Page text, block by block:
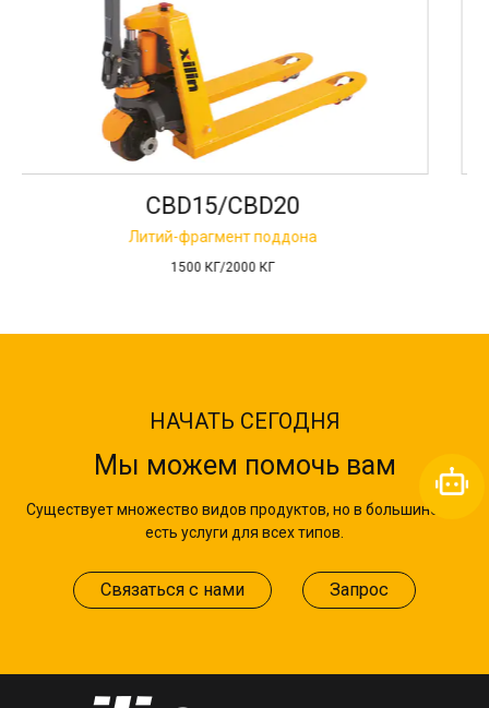
НАЧАТЬ СЕГОДНЯ
Мы можем помочь вам
Существует множество видов продуктов, но в большинстве
есть услуги для всех типов.
Связаться с нами Запрос